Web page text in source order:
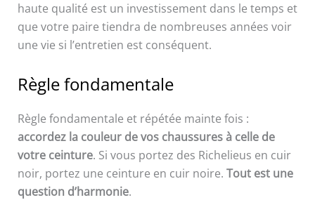
haute qualité est un investissement dans le temps et
que votre paire tiendra de nombreuses années voir
une vie si l’entretien est conséquent.
Règle fondamentale
Règle fondamentale et répétée mainte fois :
accordez la couleur de vos chaussures à celle de
votre ceinture. Si vous portez des Richelieus en cuir
noir, portez une ceinture en cuir noire. Tout est une
question d’harmonie.